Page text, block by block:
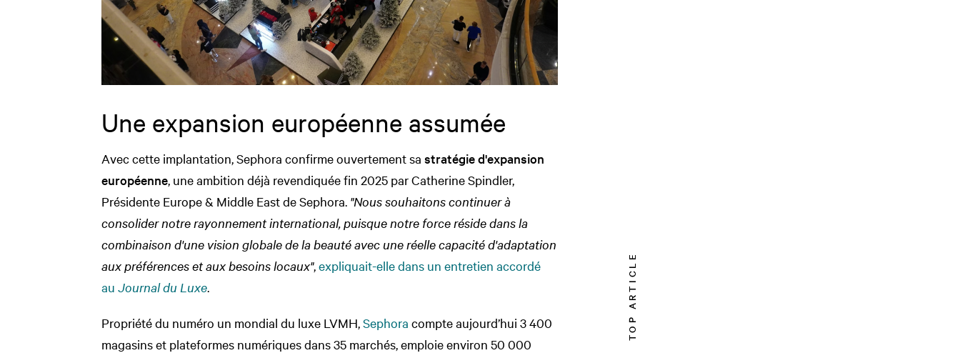
Une expansion européenne assumée
Avec cette implantation, Sephora confirme ouvertement sa stratégie d'expansion
européenne, une ambition déjà revendiquée fin 2025 par Catherine Spindler,
Présidente Europe & Middle East de Sephora. "Nous souhaitons continuer à
consolider notre rayonnement international, puisque notre force réside dans la
combinaison d'une vision globale de la beauté avec une réelle capacité d'adaptation
aux préférences et aux besoins locaux",expliquait-elle dans un entretien accordé
au Journal du Luxe.
Propriété du numéro un mondial du luxe LVMH,Sephora compte aujourd’hui 3 400
magasins et plateformes numériques dans 35 marchés, emploie environ 50 000
TOP ARTICLE